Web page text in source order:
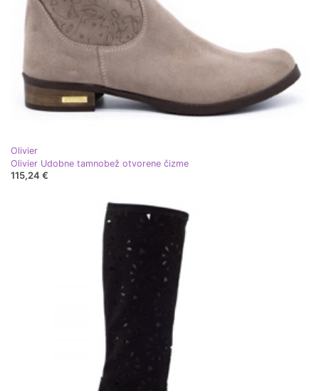
Olivier
Olivier Udobne tamnobež otvorene čizme
115,24 €